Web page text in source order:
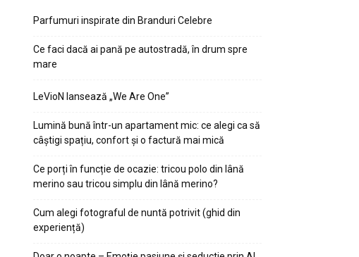
Parfumuri inspirate din Branduri Celebre
Ce faci dacă ai pană pe autostradă, în drum spre
mare
LeVioN lansează „We Are One”
Lumină bună într-un apartament mic: ce alegi ca să
câștigi spațiu, confort și o factură mai mică
Ce porți în funcție de ocazie: tricou polo din lână
merino sau tricou simplu din lână merino?
Cum alegi fotograful de nuntă potrivit (ghid din
experiență)